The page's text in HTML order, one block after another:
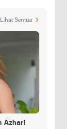
Lihat Semua
Azhari